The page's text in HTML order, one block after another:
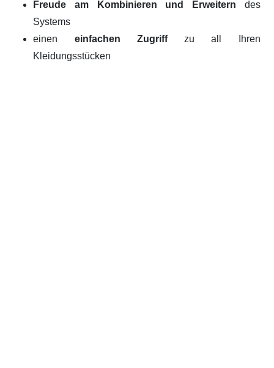
Freude am Kombinieren und Erweitern des
Systems
einen einfachen Zugriffzu all Ihren
Kleidungsstücken